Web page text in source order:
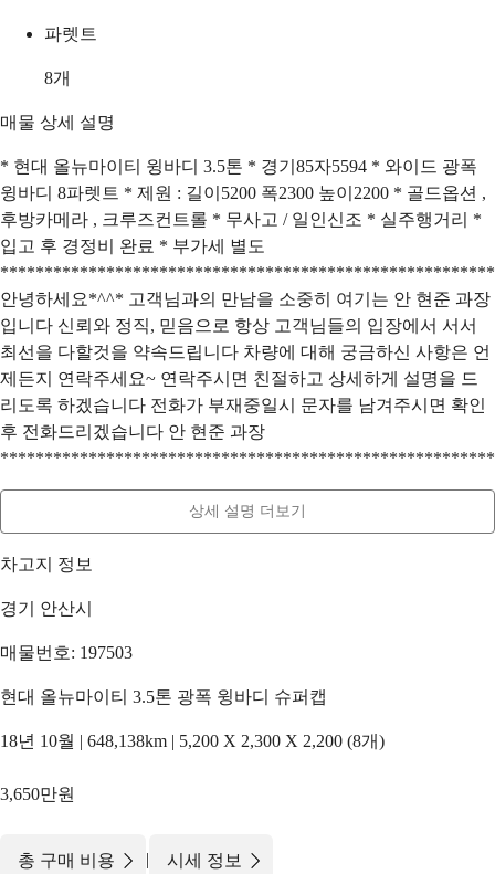
파렛트
8개
매물 상세 설명
* 현대 올뉴마이티 윙바디 3.5톤 * 경기85자5594 * 와이드 광폭
윙바디 8파렛트 * 제원 : 길이5200 폭2300 높이2200 * 골드옵션 ,
후방카메라 , 크루즈컨트롤 * 무사고 / 일인신조 * 실주행거리 *
입고 후 경정비 완료 * 부가세 별도
안녕하세요*^^* 고객님과의 만남을 소중히 여기는 안 현준 과장
입니다 신뢰와 정직, 믿음으로 항상 고객님들의 입장에서 서서
최선을 다할것을 약속드립니다 차량에 대해 궁금하신 사항은 언
제든지 연락주세요~ 연락주시면 친절하고 상세하게 설명을 드
리도록 하겠습니다 전화가 부재중일시 문자를 남겨주시면 확인
후 전화드리겠습니다 안 현준 과장
상세 설명 더보기
차고지 정보
경기 안산시
매물번호: 197503
현대 올뉴마이티 3.5톤 광폭 윙바디 슈퍼캡
18년 10월 | 648,138km | 5,200 X 2,300 X 2,200 (8개)
3,650만원
총 구매 비용 | 시세 정보